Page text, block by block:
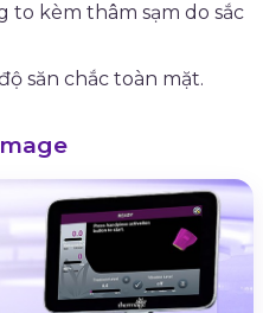
to kèm thâm sạm do sắc
săn chắc toàn mặt.